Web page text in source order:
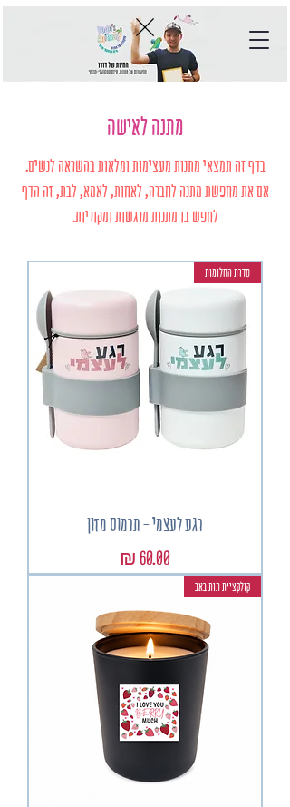
מתנה לאישה
בדף זה תמצאי מתנות מעצימות ומלאות בהשראה לנשים.
אם את מחפשת מתנה לחברה, לאחות, לאמא, לבת, זה הדף
לחפש בו מתנות מרגשות ומקוריות.
סדרת החלומות
רגע לעצמי - תרמוס מזון
מחיר
קולקציית תות באב